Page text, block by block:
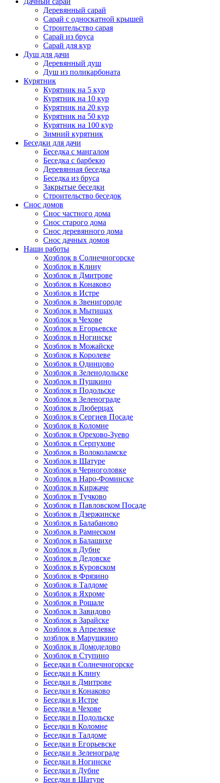
Деревянный сарай
Cарай с односкатной крышей
Строительство сарая
Сарай из бруса
Сарай для кур
Душ для дачи
Деревянный душ
Душ из поликарбоната
Курятник
Курятник на 5 кур
Курятник на 10 кур
Курятник на 20 кур
Курятник на 50 кур
Курятник на 100 кур
Зимний курятник
Беседки для дачи
Беседка с мангалом
Беседка с барбекю
Деревянная беседка
Беседка из бруса
Закрытые беседки
Строительство беседок
Снос домов
Снос частного дома
Снос старого дома
Снос деревянного дома
Снос дачных домов
Наши работы
Хозблок в Солнечногорске
Хозблок в Клину
Хозблок в Дмитрове
Хозблок в Конаково
Хозблок в Истре
Хозблок в Звенигороде
Хозблок в Мытищах
Хозблок в Чехове
Хозблок в Егорьевске
Хозблок в Ногинске
Хозблок в Можайске
Хозблок в Королеве
Хозблок в Одинцово
Хозблок в Зеленодольске
Хозблок в Пушкино
Хозблок в Подольске
Хозблок в Зеленограде
Хозблок в Люберцах
Хозблок в Сергиев Посаде
Хозблок в Коломне
Хозблок в Орехово-Зуево
Хозблок в Серпухове
Хозблок в Волоколамске
Хозблок в Шатуре
Хозблок в Черноголовке
Хозблок в Наро-Фоминске
Хозблок в Киржаче
Хозблок в Тучково
Хозблок в Павловском Посаде
Хозблок в Дзержинске
Хозблок в Балабаново
Хозблок в Рамнеском
Хозблок в Балашихе
Хозблок в Дубне
Хозблок в Дедовске
Хозблок в Куровском
Хозблок в Фрязино
Хозблок в Талдоме
Хозблок в Яхроме
Хозблок в Рошале
Хозблок в Завидово
Хозблок в Зарайске
Хозблок в Апрелевке
хозблок в Марушкино
Хозблок в Домодедово
Хозблок в Ступино
Беседки в Солнечногорске
Беседки в Клину
Беседки в Дмитрове
Беседки в Конаково
Беседки в Истре
Беседки в Чехове
Беседки в Подольске
Беседки в Коломне
Беседки в Талдоме
Беседки в Егорьевске
Беседки в Зеленограде
Беседки в Ногинске
Беседки в Дубне
Беседки в Шатуре